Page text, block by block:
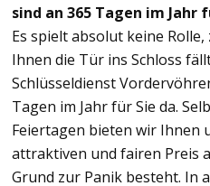
sind an 365 Tagen im Jahr
Es spielt absolut keine
Ihnen die Tür ins Schloss
Schlüsseldienst
Tagen im Jahr für Sie da.
Feiertagen bieten wir Ihnen
attraktiven und fairen Preis
Grund zur Panik besteht. In